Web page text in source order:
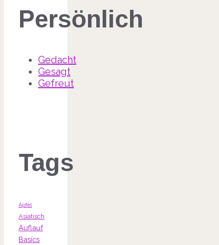
Persönlich
Gedacht
Gesagt
Gefreut
Tags
Apfel
Asiatisch
Auflauf
Basics